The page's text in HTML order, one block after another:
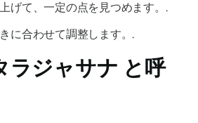
げて、一定の点を見つめます。.
に合わせて調整します。.
ラジャサナ と呼